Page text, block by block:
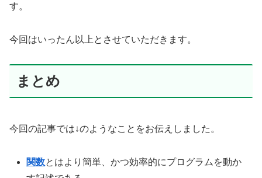
す。
今回はいったん以上とさせていただきます。
まとめ
今回の記事では↓のようなことをお伝えしました。
関数とはより簡単、かつ効率的にプログラムを動か